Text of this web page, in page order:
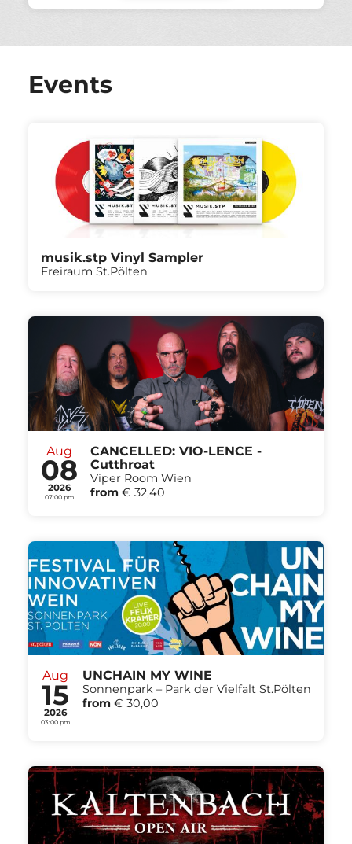
Events
musik.stp Vinyl Sampler
Freiraum St.Pölten
Aug
08
2026
07:00 pm
CANCELLED: VIO-LENCE -
Cutthroat
Viper Room Wien
from € 32,40
Aug
15
2026
03:00 pm
UNCHAIN MY WINE
Sonnenpark – Park der Vielfalt St.Pölten
from € 30,00